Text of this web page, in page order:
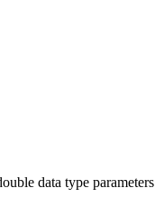
data type parameters